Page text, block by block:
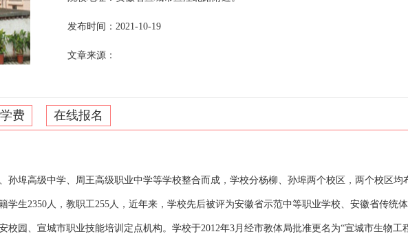
发布时间：2021-10-19
文章来源：
学费 在线报名
埠高级中学、周王高级职业中学等学校整合而成，学校分杨柳、孙埠两个校区，两个校区均
生2350人，教职工255人，近年来，学校先后被评为安徽省示范中等职业学校、安徽省传统体
园、宣城市职业技能培训定点机构。学校于2012年3月经市教体局批准更名为“宣城市生物工